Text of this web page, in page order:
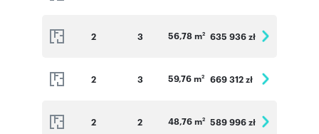
2 3 56,78 m2 635 936 zł
2 3 59,76 m2 669 312 zł
2 2 48,76 m2 589 996 zł